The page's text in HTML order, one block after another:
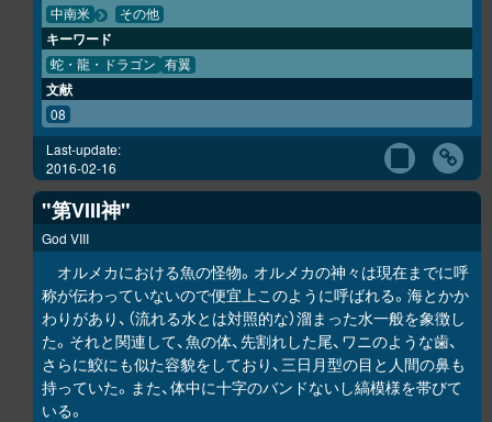
中南米 その他
キーワード
蛇・龍・ドラゴン 有翼
文献
08
Last-update:
2016-02-16
"第VIII神"
God VIII
オルメカにおける魚の怪物。オルメカの神々は現在までに呼
称が伝わっていないので便宜上このように呼ばれる。海とかか
わりがあり、（流れる水とは対照的な）溜まった水一般を象徴し
た。それと関連して、魚の体、先割れした尾、ワニのような歯、
さらに鮫にも似た容貌をしており、三日月型の目と人間の鼻も
持っていた。また、体中に十字のバンドないし縞模様を帯びて
いる。